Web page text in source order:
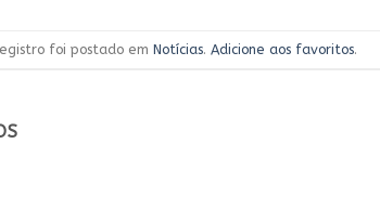
foi postado emNotícias.Adicione aos favoritos.